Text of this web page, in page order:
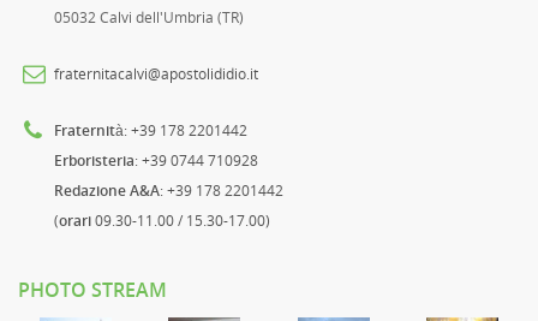
05032 Calvi dell'Umbria (TR)
fraternitacalvi@apostolididio.it
Fraternità: +39 178 2201442
Erboristeria: +39 0744 710928
Redazione A&A: +39 178 2201442
(orari09.30-11.00 / 15.30-17.00)
PHOTO STREAM